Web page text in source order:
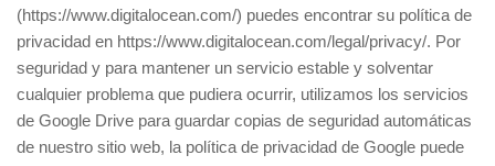
(https://www.digitalocean.com/) puedes encontrar su política de
privacidad en https://www.digitalocean.com/legal/privacy/. Por
seguridad y para mantener un servicio estable y solventar
cualquier problema que pudiera ocurrir, utilizamos los servicios
de Google Drive para guardar copias de seguridad automáticas
de nuestro sitio web, la política de privacidad de Google puede